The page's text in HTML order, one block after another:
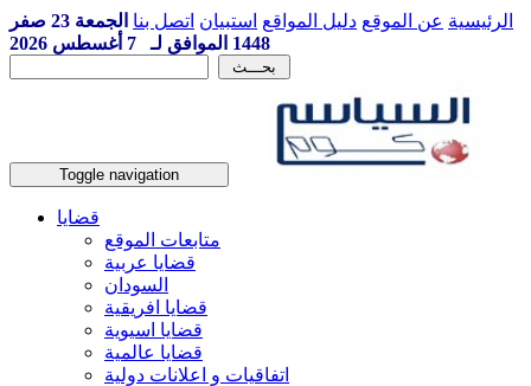
الرئيسية عن الموقع دليل المواقع استبيان اتصل بنا
الجمعة 23 صفر
1448 الموافق لـ 7 أغسطس 2026
Toggle navigation
قضايا
متابعات الموقع
قضايا عربية
السودان
قضايا افريقية
قضايا اسيوية
قضايا عالمية
اتفاقيات و اعلانات دولية